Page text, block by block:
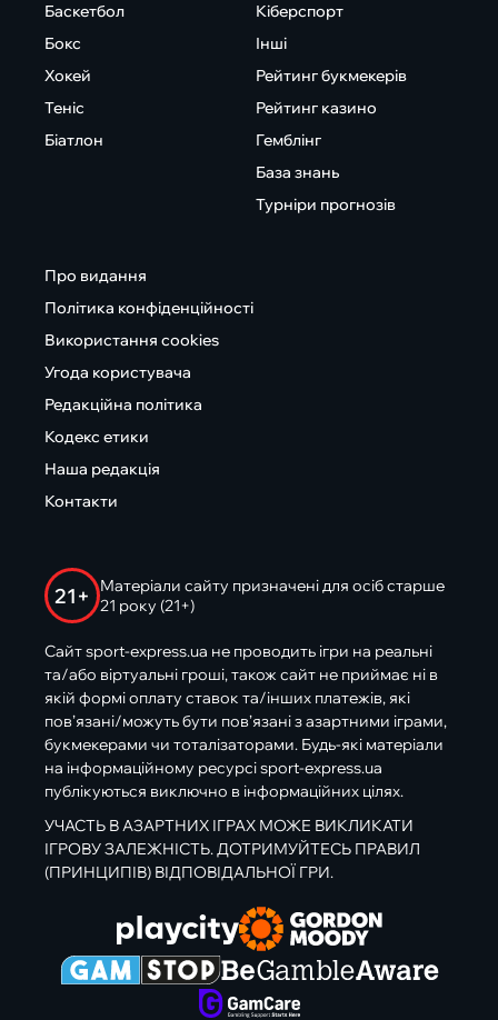
Баскетбол
Бокс
Хокей
Теніс
Біатлон
Кіберспорт
Інші
Рейтинг букмекерів
Рейтинг казино
Гемблінг
База знань
Турніри прогнозів
Про видання
Політика конфіденційності
Використання cookies
Угода користувача
Редакційна політика
Кодекс етики
Наша редакція
Контакти
21+
Матеріали сайту призначені для осіб старше
21 року (21+)
Сайт sport-express.ua не проводить ігри на реальні
та/або віртуальні гроші, також сайт не приймає ні в
якій формі оплату ставок та/інших платежів, які
пов’язані/можуть бути пов’язані з азартними іграми,
букмекерами чи тоталізаторами. Будь-які матеріали
на інформаційному ресурсі sport-express.ua
публікуються виключно в інформаційних цілях.
УЧАСТЬ В АЗАРТНИХ ІГРАХ МОЖЕ ВИКЛИКАТИ
ІГРОВУ ЗАЛЕЖНІСТЬ. ДОТРИМУЙТЕСЬ ПРАВИЛ
(ПРИНЦИПІВ) ВІДПОВІДАЛЬНОЇ ГРИ.